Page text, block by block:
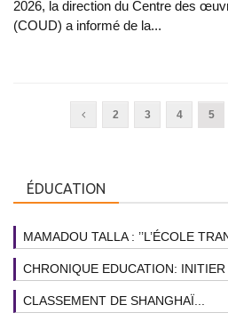
2026, la direction du Centre des
(COUD) a informé de la...
2 3 4 5
ÉDUCATION
MAMADOU TALLA : ’’L’ÉCOLE
CHRONIQUE EDUCATION: INITIER
CLASSEMENT DE SHANGHAÏ...